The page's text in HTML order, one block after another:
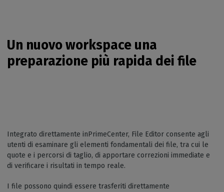
Un nuovo workspace una
preparazione più rapida dei file
Integrato direttamente inPrimeCenter, File Editor consente agli
utenti di esaminare gli elementi fondamentali dei file, tra cui le
quote e i percorsi di taglio, di apportare correzioni immediate e
di verificare i risultati in tempo reale.
I file possono quindi essere trasferiti direttamente